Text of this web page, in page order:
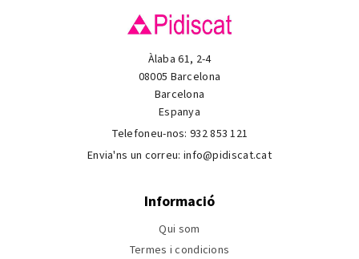
Àlaba 61, 2-4
08005 Barcelona
Barcelona
Espanya
Telefoneu-nos:932 853 121
Envia'ns un correu: info@pidiscat.cat
Informació
Qui som
Termes i condicions